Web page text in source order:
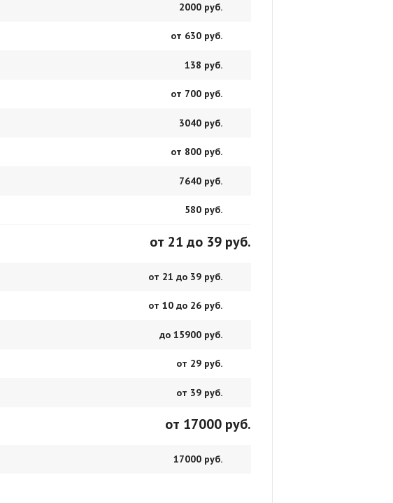
2000 руб.
от 630 руб.
138 руб.
от 700 руб.
3040 руб.
от 800 руб.
7640 руб.
580 руб.
от 21 до 39 руб.
от 21 до 39 руб.
от 10 до 26 руб.
до 15900 руб.
от 29 руб.
от 39 руб.
от 17000 руб.
17000 руб.